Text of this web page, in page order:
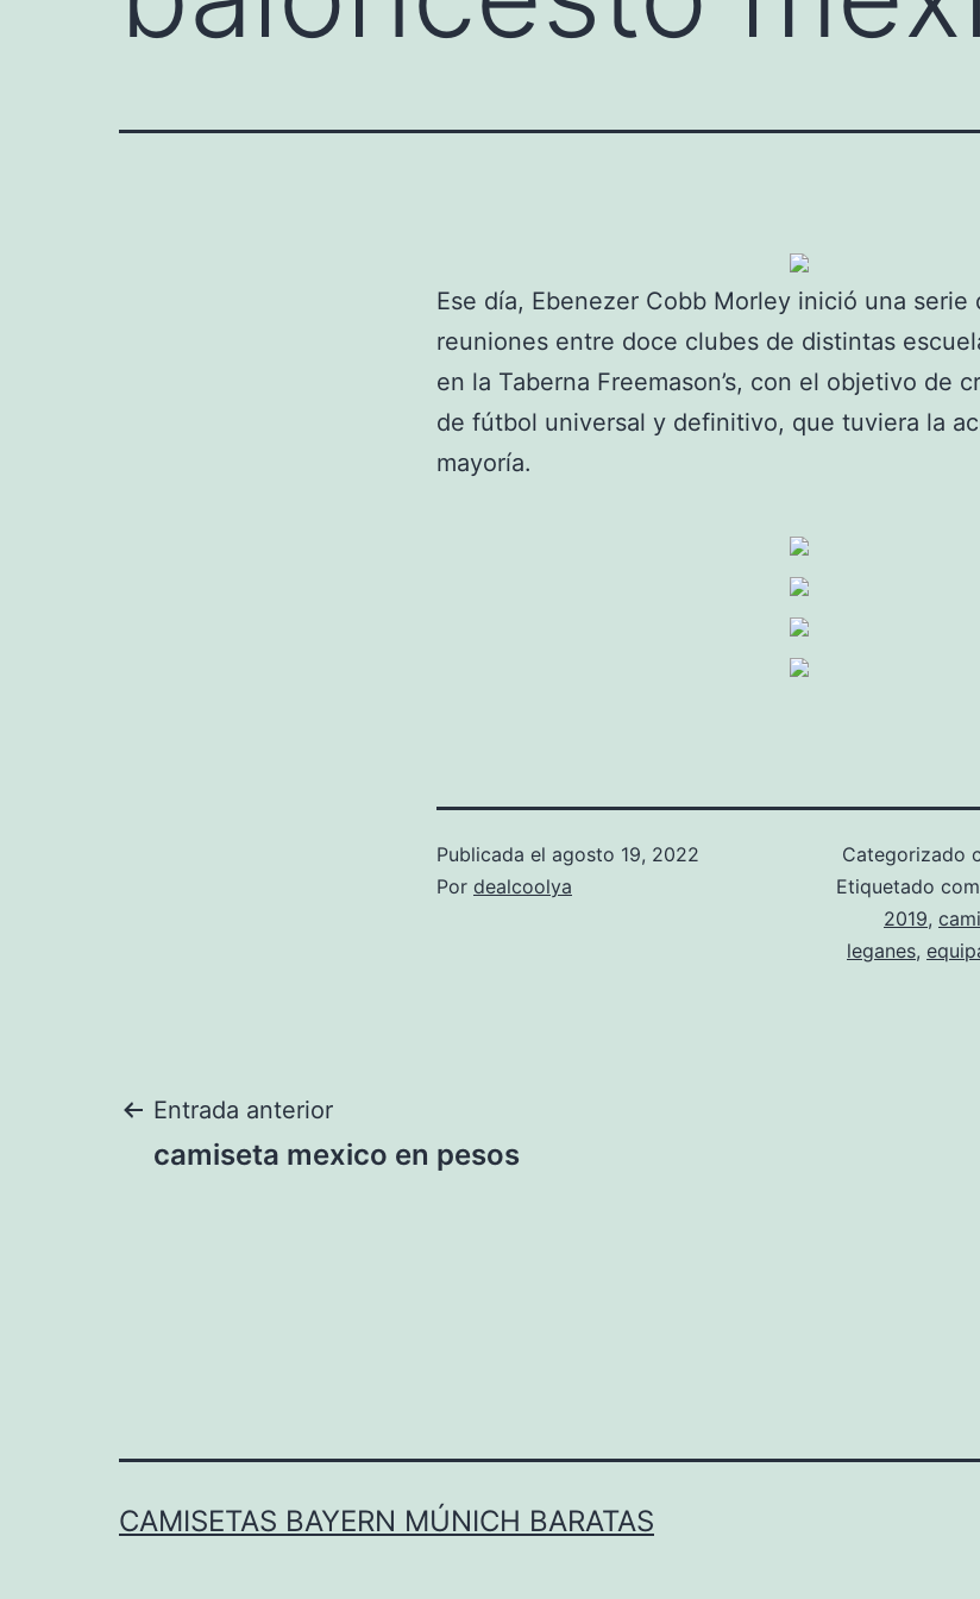
Ese día, Ebenezer Cobb Morley inició una serie
reuniones entre doce clubes de distintas
en la Taberna Freemason’s, con el objetivo de
de fútbol universal y definitivo, que tuviera la
mayoría.
Publicada el agosto 19, 2022
Por dealcoolya
Categorizado
Etiquetado
2019,
leganes,
Navegación
Entrada anterior
camiseta mexico en pesos
CAMISETAS BAYERN MÚNICH BARATAS